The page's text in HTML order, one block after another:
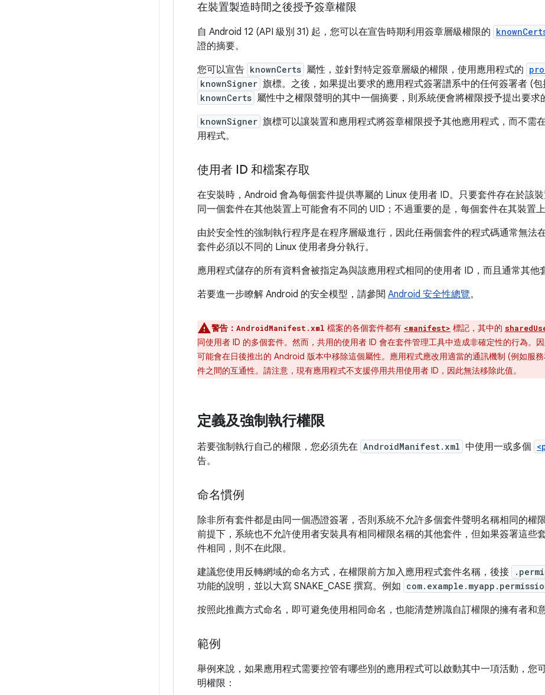
在裝置製造時間之後授予簽章權限
自 Android 12 (API 級別 31) 起，您可以在宣告時期利用簽章層級權限的
證的摘要。
您可以宣告 knownCerts 屬性，並針對特定簽章層級的權限，使用應用程式的
knownSigner 旗標。之後，如果提出要求的應用程式簽署譜系中的任何簽署者 (
knownCerts 屬性中之權限聲明的其中一個摘要，則系統便會將權限授予提出要求
knownSigner 旗標可以讓裝置和應用程式將簽章權限授予其他應用程式，而不需
用程式。
使用者 ID 和檔案存取
在安裝時，Android 會為每個套件提供專屬的 Linux 使用者 ID。只要套件存在於該裝
同一個套件在其他裝置上可能會有不同的 UID；不過重要的是，每個套件在其裝置上
由於安全性的強制執行程序是在程序層級進行，因此任兩個套件的程式碼通常無法
套件必須以不同的 Linux 使用者身分執行。
應用程式儲存的所有資料會被指定為與該應用程式相同的使用者 ID，而且通常其他
若要進一步瞭解 Android 的安全模型，請參閱 Android 安全性總覽。
警告： AndroidManifest.xml 檔案的各個套件都有 <manifest> 標記，其中的
同使用者 ID 的多個套件。然而，共用的使用者 ID 會在套件管理工具中造成非確定性的行為。
可能會在日後推出的 Android 版本中移除這個屬性。應用程式應改用適當的通訊機制 (例如服
件之間的互通性。請注意，現有應用程式不支援停用共用使用者 ID，因此無法移除此值。
定義及強制執行權限
若要強制執行自己的權限，您必須先在 AndroidManifest.xml 中使用一或多個
告。
命名慣例
除非所有套件都是由同一個憑證簽署，否則系統不允許多個套件聲明名稱相同的權
前提下，系統也不允許使用者安裝具有相同權限名稱的其他套件，但如果簽署這些
件相同，則不在此限。
建議您使用反轉網域的命名方式，在權限前方加入應用程式套件名稱，後接
功能的說明，並以大寫 SNAKE_CASE 撰寫。例如
按照此推薦方式命名，即可避免使用相同命名，也能清楚辨識自訂權限的擁有者和意
範例
舉例來說，如果應用程式需要控管有哪些別的應用程式可以啟動其中一項活動，您
明權限：